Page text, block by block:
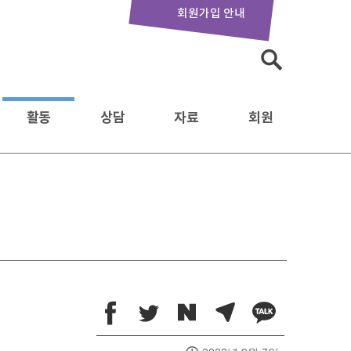
회원가입 안내
활동 상담 자료 회원